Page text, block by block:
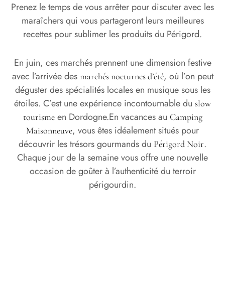
Prenez le temps de vous arrêter pour discuter avec les
maraîchers qui vous partageront leurs meilleures
recettes pour sublimer les produits du Périgord.
En juin, ces marchés prennent une dimension festive
avec l’arrivée des marchés nocturnes d’été, où l’on peut
déguster des spécialités locales en musique sous les
étoiles. C’est une expérience incontournable du slow
tourismeen Dordogne.En vacances au Camping
Maisonneuve, vous êtes idéalement situés pour
découvrir les trésors gourmands du Périgord Noir.
Chaque jour de la semaine vous offre une nouvelle
occasion de goûter à l’authenticité du terroir
périgourdin.